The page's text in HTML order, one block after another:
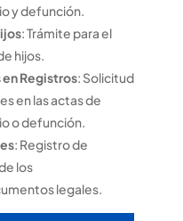
y defunción.
: Trámite para el
hijos.
Registros: Solicitud
en las actas de
o defunción.
: Registro de
los
legales.